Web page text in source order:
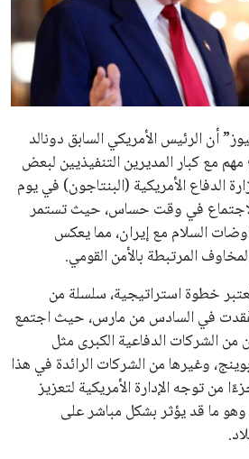
أن الرئيس الأمريكي السابق دونالد
مع كبار المديرين التنفيذيين لبعض
الدفاع الأمريكية (البنتاجون) في يوم
الاجتماع في وقت حساس، حيث تستمر
السلام مع إيران، مما يعكس
المرتبطة بالأمن القومي.
خطوة استراتيجية، سلسلة من
عُقدت في السادس من مارس، حيث اجتمع
الشركات الدفاعية الكبرى مثل
وغيرها من الشركات الرائدة في هذا
من توجه الإدارة الأمريكية لتعزيز
ما قد يؤثر بشكل مباشر على